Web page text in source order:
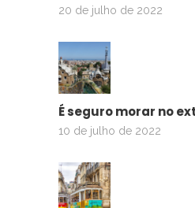
20 de julho de 2022
É seguro morar no
10 de julho de 2022